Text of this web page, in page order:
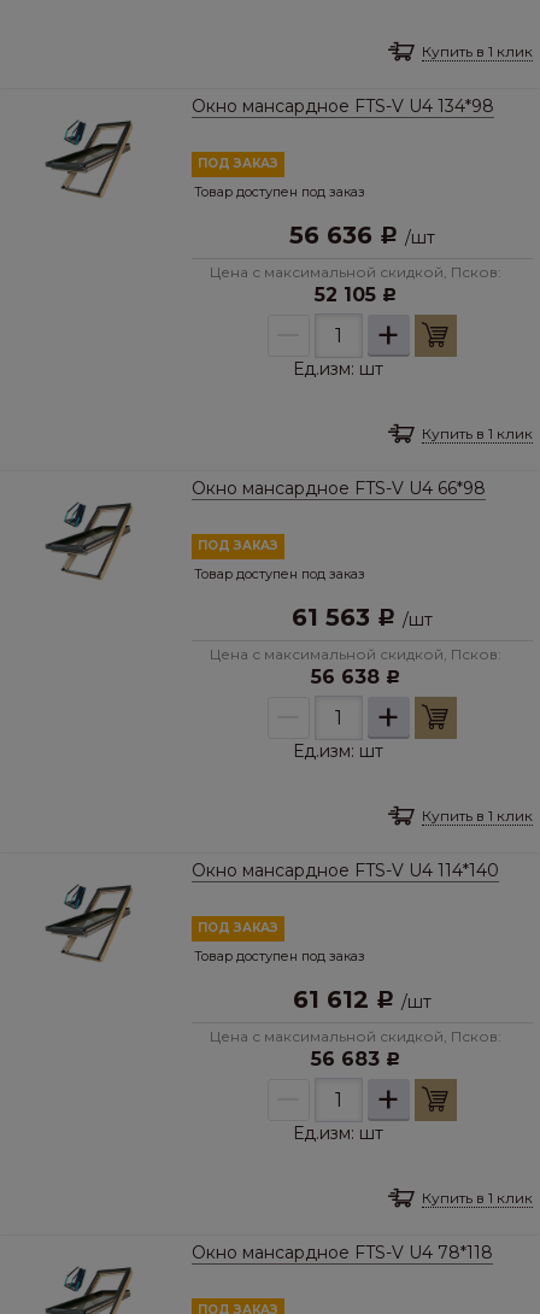
Купить в 1 клик
Окно мансардное FTS-V U4 134*98
ПОД ЗАКАЗ
Товар доступен под заказ
56 636 Р /шт
Цена с максимальной скидкой, Псков:
52 105 Р
+
Ед.изм: шт
Купить в 1 клик
Окно мансардное FTS-V U4 66*98
ПОД ЗАКАЗ
Товар доступен под заказ
61 563 Р /шт
Цена с максимальной скидкой, Псков:
56 638 Р
+
Ед.изм: шт
Купить в 1 клик
Окно мансардное FTS-V U4 114*140
ПОД ЗАКАЗ
Товар доступен под заказ
61 612 Р /шт
Цена с максимальной скидкой, Псков:
56 683 Р
+
Ед.изм: шт
Купить в 1 клик
Окно мансардное FTS-V U4 78*118
ПОД ЗАКАЗ